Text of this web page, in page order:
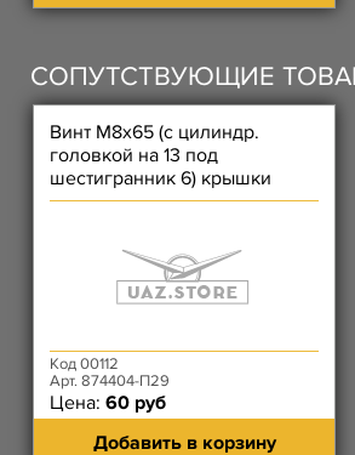
СОПУТСТВУЮЩИЕ
Винт М8х65 (с цилиндр.
головкой на 13 под
шестигранник 6) крышки
цепи длинный, корпуса
Код 00112
Арт. 874404-П29
Цена: 60 руб
Добавить в корзину